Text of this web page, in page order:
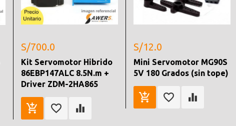
S/700.0
Kit Servomotor Hibrido
86EBP147ALC 8.5N.m +
Driver ZDM-2HA865
S/12.0
Mini Servomotor MG90S
5V 180 Grados (sin tope)